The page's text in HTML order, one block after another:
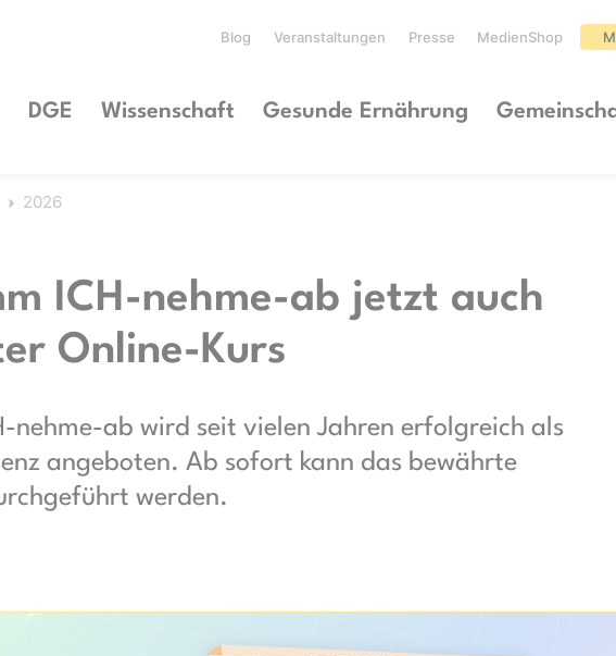
Blog Veranstaltungen Presse MedienShop
DGE Wissenschaft Gesunde Ernährung
2026
ICH-nehme-ab jetzt auch
Online-Kurs
nehme-ab wird seit vielen Jahren erfolgreich als
angeboten. Ab sofort kann das bewährte
werden.